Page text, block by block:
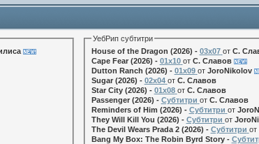
УебРип субтитри
House of the Dragon (2026) - 03x07 от С.
Cape Fear (2026) - 01x10 от С. Славов
Dutton Ranch (2026) - 01x09 от JoroNikolov
Sugar (2026) - 02x04 от С. Славов
Star City (2026) - 01x08 от С. Славов
Passenger (2026) - Субтитри от С. Славов
Reminders of Him (2026) - Субтитри от
They Will Kill You (2026) - Субтитри от
The Devil Wears Prada 2 (2026) - Субтитри от
Bang My Box: The Robin Byrd Story -